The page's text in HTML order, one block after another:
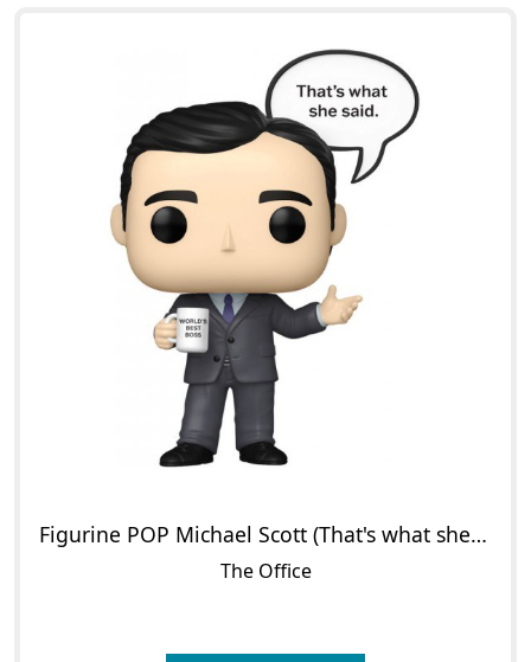
Figurine POP Michael Scott (That's what she said.)
The Office